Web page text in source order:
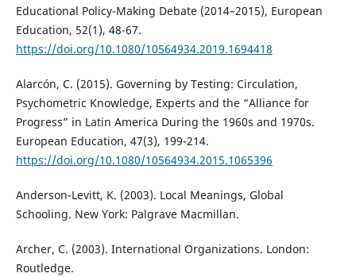
Educational Policy-Making Debate (2014–2015), European
Education, 52(1), 48-67.
https://doi.org/10.1080/10564934.2019.1694418
Alarcón, C. (2015). Governing by Testing: Circulation,
Psychometric Knowledge, Experts and the “Alliance for
Progress” in Latin America During the 1960s and 1970s.
European Education, 47(3), 199-214.
https://doi.org/10.1080/10564934.2015.1065396
Anderson-Levitt, K. (2003). Local Meanings, Global
Schooling. New York: Palgrave Macmillan.
Archer, C. (2003). International Organizations. London:
Routledge.